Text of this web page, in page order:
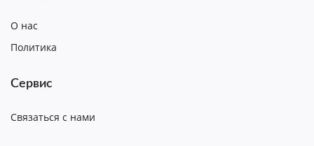
О нас
Политика
Сервис
Связаться с нами